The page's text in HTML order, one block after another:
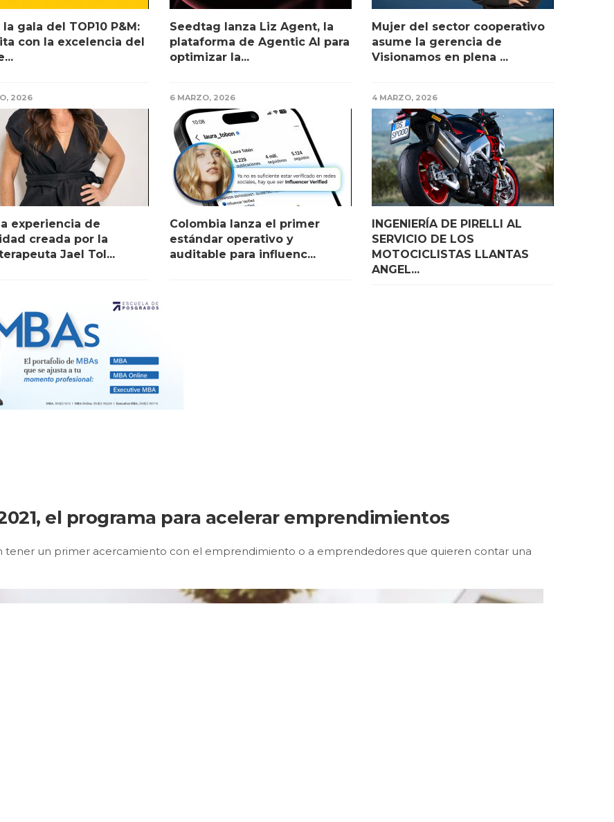
gala del TOP10 P&M:
con la excelencia del
Seedtag lanza Liz Agent, la
plataforma de Agentic AI para
optimizar la...
Mujer del sector cooperativo
asume la gerencia de
Visionamos en plena ...
2026
experiencia de
creada por la
Jael Tol...
6 MARZO, 2026
Colombia lanza el primer
estándar operativo y
auditable para influenc...
4 MARZO, 2026
INGENIERÍA DE PIRELLI AL
SERVICIO DE LOS
MOTOCICLISTAS LLANTAS
ANGEL...
el programa para acelerar emprendimientos
tener un primer acercamiento con el emprendimiento o a emprendedores que quieren contar una